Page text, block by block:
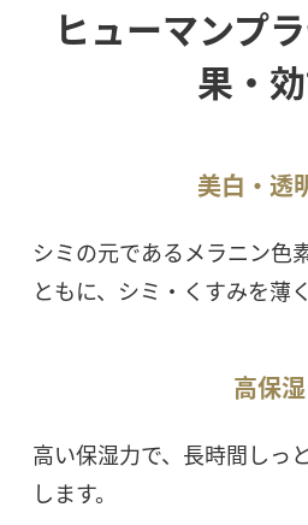
ヒューマンプ
果・
美白・透
シミの元であるメラニン色
ともに、シミ・くすみを薄
高保湿
高い保湿力で、長時間しっ
します。